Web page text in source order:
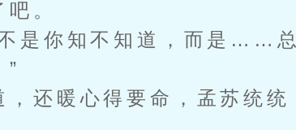
。
是你知不知道，而是……总
还暖心得要命，孟苏统统